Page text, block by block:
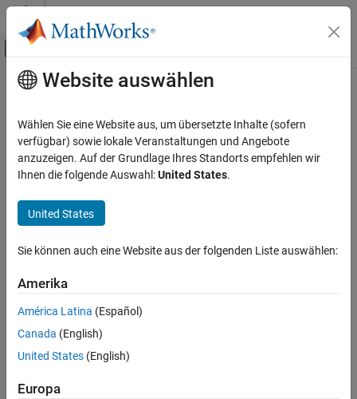
Weiter zum Inhalt
Umschaltung für Off-Canvas-
Startseite der Dokumentation
Simulink Report Generator
Create Model Web Views
ON THIS PAGE
Description
Input Arguments
Output Arguments
Examples
More About
Version History
Hauptinhalt
getExportSimulinkSubSystems
Class:slreportgen.webview.WebViewDocument
Namespace:slreportgen.webview
expand all in page
Syntax
Description
[ , handles ] = getExportSimulinkSubSystems(
returns a cell array of subsystem paths and handles to export.
Website auswählen
Wählen Sie eine Website aus, um übersetzte Inhalte (sofern
verfügbar) sowie lokale Veranstaltungen und Angebote
anzuzeigen. Auf der Grundlage Ihres Standorts empfehlen wir
Ihnen die folgende Auswahl:United States.
United States
Sie können auch eine Website aus der folgenden Liste auswählen:
Amerika
América Latina (Español)
Canada (English)
United States (English)
Europa